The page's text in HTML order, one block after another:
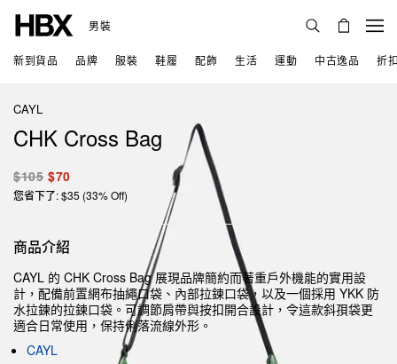
男裝
新到貨品 品牌 服裝 鞋履 配飾 生活 運動 中古逸品 折
CAYL
CHK Cross Bag
$105 $70
您省下了: $35 (33% Off)
商品介紹
CAYL 的 CHK Cross Bag 展現品牌簡約而著重戶外機能的實用設
計，配備前置網布抽繩口袋、內部拉鍊口袋，以及一個採用 YKK 防
水拉鍊的拉鍊口袋。可調節肩帶與按扣開合設計，令這款斜孭袋更
適合日常使用，保持俐落流線外形。
CAYL